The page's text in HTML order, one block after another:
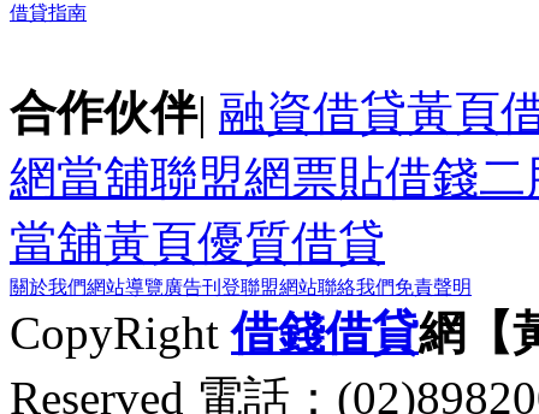
借貸指南
合作伙伴| 融資借貸黃頁
網當舖聯盟網票貼借錢二
當舖黃頁優質借貸
關於我們網站導覽廣告刊登聯盟網站聯絡我們免責聲明
CopyRight借錢借貸網【
Reserved 電話：